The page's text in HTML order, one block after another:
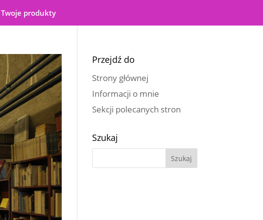
Twoje produkty
Przejdź do
Strony głównej
Informacji o mnie
Sekcji polecanych stron
Szukaj